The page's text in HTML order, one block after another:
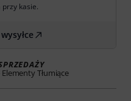
kasie.
Tłumiące